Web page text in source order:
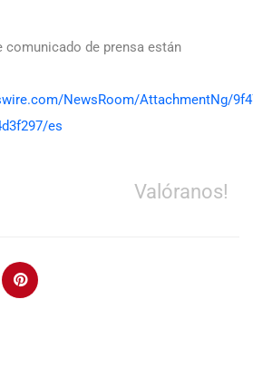
de prensa están
NewsRoom/AttachmentNg/
es
Valóranos!